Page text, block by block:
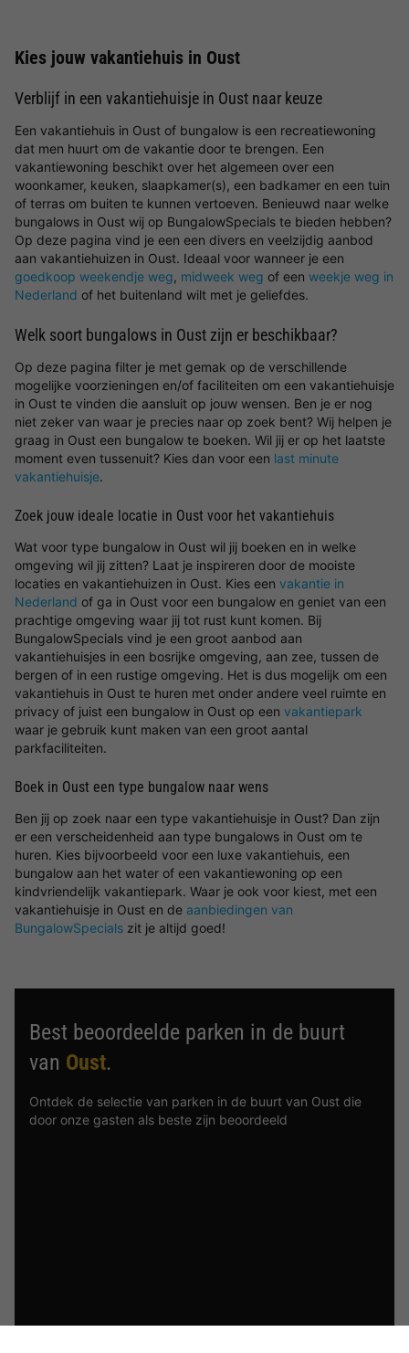
Kies jouw vakantiehuis in Oust
Verblijf in een vakantiehuisje in Oust naar keuze
Een vakantiehuis in Oust of bungalow is een recreatiewoning
dat men huurt om de vakantie door te brengen. Een
vakantiewoning beschikt over het algemeen over een
woonkamer, keuken, slaapkamer(s), een badkamer en een tuin
of terras om buiten te kunnen vertoeven. Benieuwd naar welke
bungalows in Oust wij op BungalowSpecials te bieden hebben?
Op deze pagina vind je een een divers en veelzijdig aanbod
aan vakantiehuizen in Oust. Ideaal voor wanneer je een
goedkoop weekendje weg, midweek weg of een weekje weg in
Nederland of het buitenland wilt met je geliefdes.
Welk soort bungalows in Oust zijn er beschikbaar?
Op deze pagina filter je met gemak op de verschillende
mogelijke voorzieningen en/of faciliteiten om een vakantiehuisje
in Oust te vinden die aansluit op jouw wensen. Ben je er nog
niet zeker van waar je precies naar op zoek bent? Wij helpen je
graag in Oust een bungalow te boeken. Wil jij er op het laatste
moment even tussenuit? Kies dan voor een last minute
vakantiehuisje.
Zoek jouw ideale locatie in Oust voor het vakantiehuis
Wat voor type bungalow in Oust wil jij boeken en in welke
omgeving wil jij zitten? Laat je inspireren door de mooiste
locaties en vakantiehuizen in Oust. Kies een vakantie in
Nederland of ga in Oust voor een bungalow en geniet van een
prachtige omgeving waar jij tot rust kunt komen. Bij
BungalowSpecials vind je een groot aanbod aan
vakantiehuisjes in een bosrijke omgeving, aan zee, tussen de
bergen of in een rustige omgeving. Het is dus mogelijk om een
vakantiehuis in Oust te huren met onder andere veel ruimte en
privacy of juist een bungalow in Oust op een vakantiepark
waar je gebruik kunt maken van een groot aantal
parkfaciliteiten.
Boek in Oust een type bungalow naar wens
Ben jij op zoek naar een type vakantiehuisje in Oust? Dan zijn
er een verscheidenheid aan type bungalows in Oust om te
huren. Kies bijvoorbeeld voor een luxe vakantiehuis, een
bungalow aan het water of een vakantiewoning op een
kindvriendelijk vakantiepark. Waar je ook voor kiest, met een
vakantiehuisje in Oust en de aanbiedingen van
BungalowSpecials zit je altijd goed!
Best beoordeelde parken in de buurt
van Oust.
Ontdek de selectie van parken in de buurt van Oust die
door onze gasten als beste zijn beoordeeld